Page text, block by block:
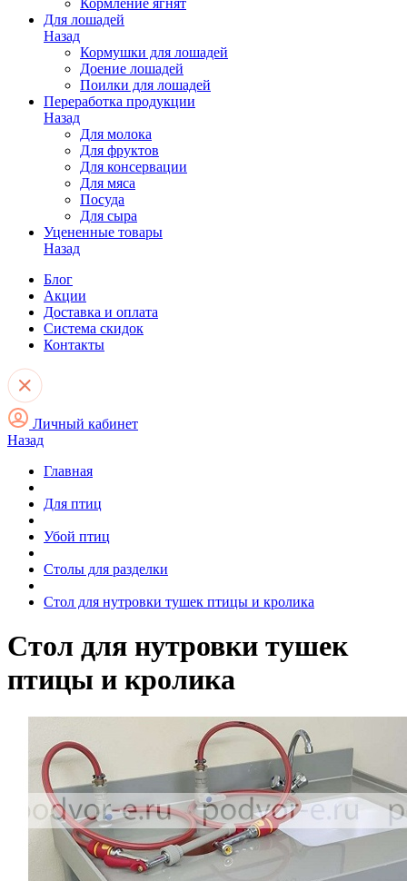
Кормление ягнят
Для лошадей
Назад
Кормушки для лошадей
Доение лошадей
Поилки для лошадей
Переработка продукции
Назад
Для молока
Для фруктов
Для консервации
Для мяса
Посуда
Для сыра
Уцененные товары
Назад
Блог
Акции
Доставка и оплата
Система скидок
Контакты
Личный кабинет
Назад
Главная
Для птиц
Убой птиц
Столы для разделки
Стол для нутровки тушек птицы и кролика
Стол для нутровки тушек
птицы и кролика